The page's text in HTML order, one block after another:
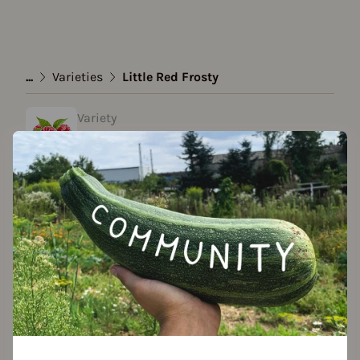
... Varieties Little Red Frosty
Variety
Little Red Frosty
created by Johannes37 at 13.06.2023
Add to favorites
Season Overview
J F M A J A S O N D